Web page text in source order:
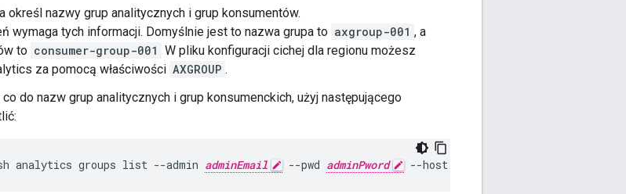
określ nazwy grup analitycznych i grup konsumentów.
wymaga tych informacji. Domyślnie jest to nazwa grupa to axgroup-001 , a
to consumer-group-001 W pliku konfiguracji cichej dla regionu możesz
za pomocą właściwości AXGROUP .
do nazw grup analitycznych i grup konsumenckich, użyj następującego
analytics groups list --admin adminEmail --pwd adminPword --host localhost